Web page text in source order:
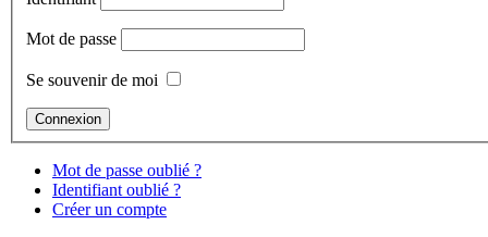
Mot de passe
Se souvenir de moi
Mot de passe oublié ?
Identifiant oublié ?
Créer un compte